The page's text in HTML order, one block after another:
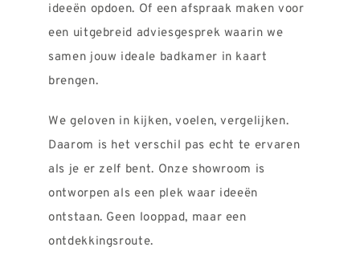
ideeën opdoen. Of een afspraak maken voor
een uitgebreid adviesgesprek waarin we
samen jouw ideale badkamer in kaart
brengen.
We geloven in kijken, voelen, vergelijken.
Daarom is het verschil pas echt te ervaren
als je er zelf bent. Onze showroom is
ontworpen als een plek waar ideeën
ontstaan. Geen looppad, maar een
ontdekkingsroute.